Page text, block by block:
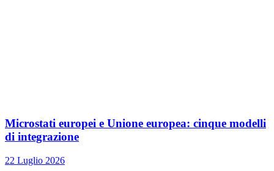
Microstati europei e Unione europea: cinque modelli
di integrazione
22 Luglio 2026